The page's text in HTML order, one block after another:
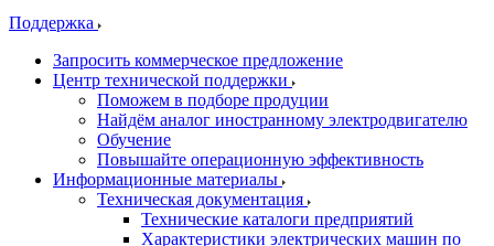
Поддержка
Запросить коммерческое предложение
Центр технической поддержки
Поможем в подборе продуции
Найдём аналог иностранному электродвигателю
Обучение
Повышайте операционную эффективность
Информационные материалы
Техническая документация
Технические каталоги предприятий
Характеристики электрических машин по